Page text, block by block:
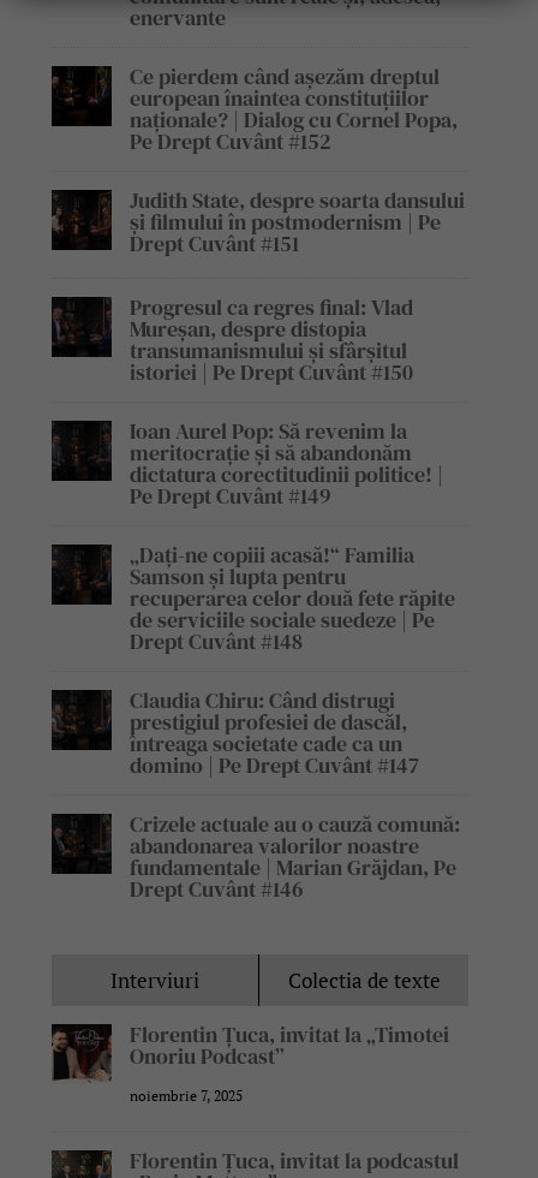
enervante
Ce pierdem când așezăm dreptul
european înaintea constituțiilor
naționale? | Dialog cu Cornel Popa,
Pe Drept Cuvânt #152
Judith State, despre soarta dansului
și filmului în postmodernism | Pe
Drept Cuvânt #151
Progresul ca regres final: Vlad
Mureșan, despre distopia
transumanismului și sfârșitul
istoriei | Pe Drept Cuvânt #150
Ioan Aurel Pop: Să revenim la
meritocrație și să abandonăm
dictatura corectitudinii politice! |
Pe Drept Cuvânt #149
„Dați-ne copiii acasă!“ Familia
Samson și lupta pentru
recuperarea celor două fete răpite
de serviciile sociale suedeze | Pe
Drept Cuvânt #148
Claudia Chiru: Când distrugi
prestigiul profesiei de dascăl,
întreaga societate cade ca un
domino | Pe Drept Cuvânt #147
Crizele actuale au o cauză comună:
abandonarea valorilor noastre
fundamentale | Marian Grăjdan, Pe
Drept Cuvânt #146
Interviuri Colectia de texte
Florentin Țuca, invitat la „Timotei
Onoriu Podcast”
noiembrie 7, 2025
Florentin Țuca, invitat la podcastul